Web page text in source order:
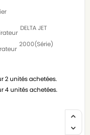
DELTA JET
2000(Série)
2 unités achetées.
4 unités achetées.